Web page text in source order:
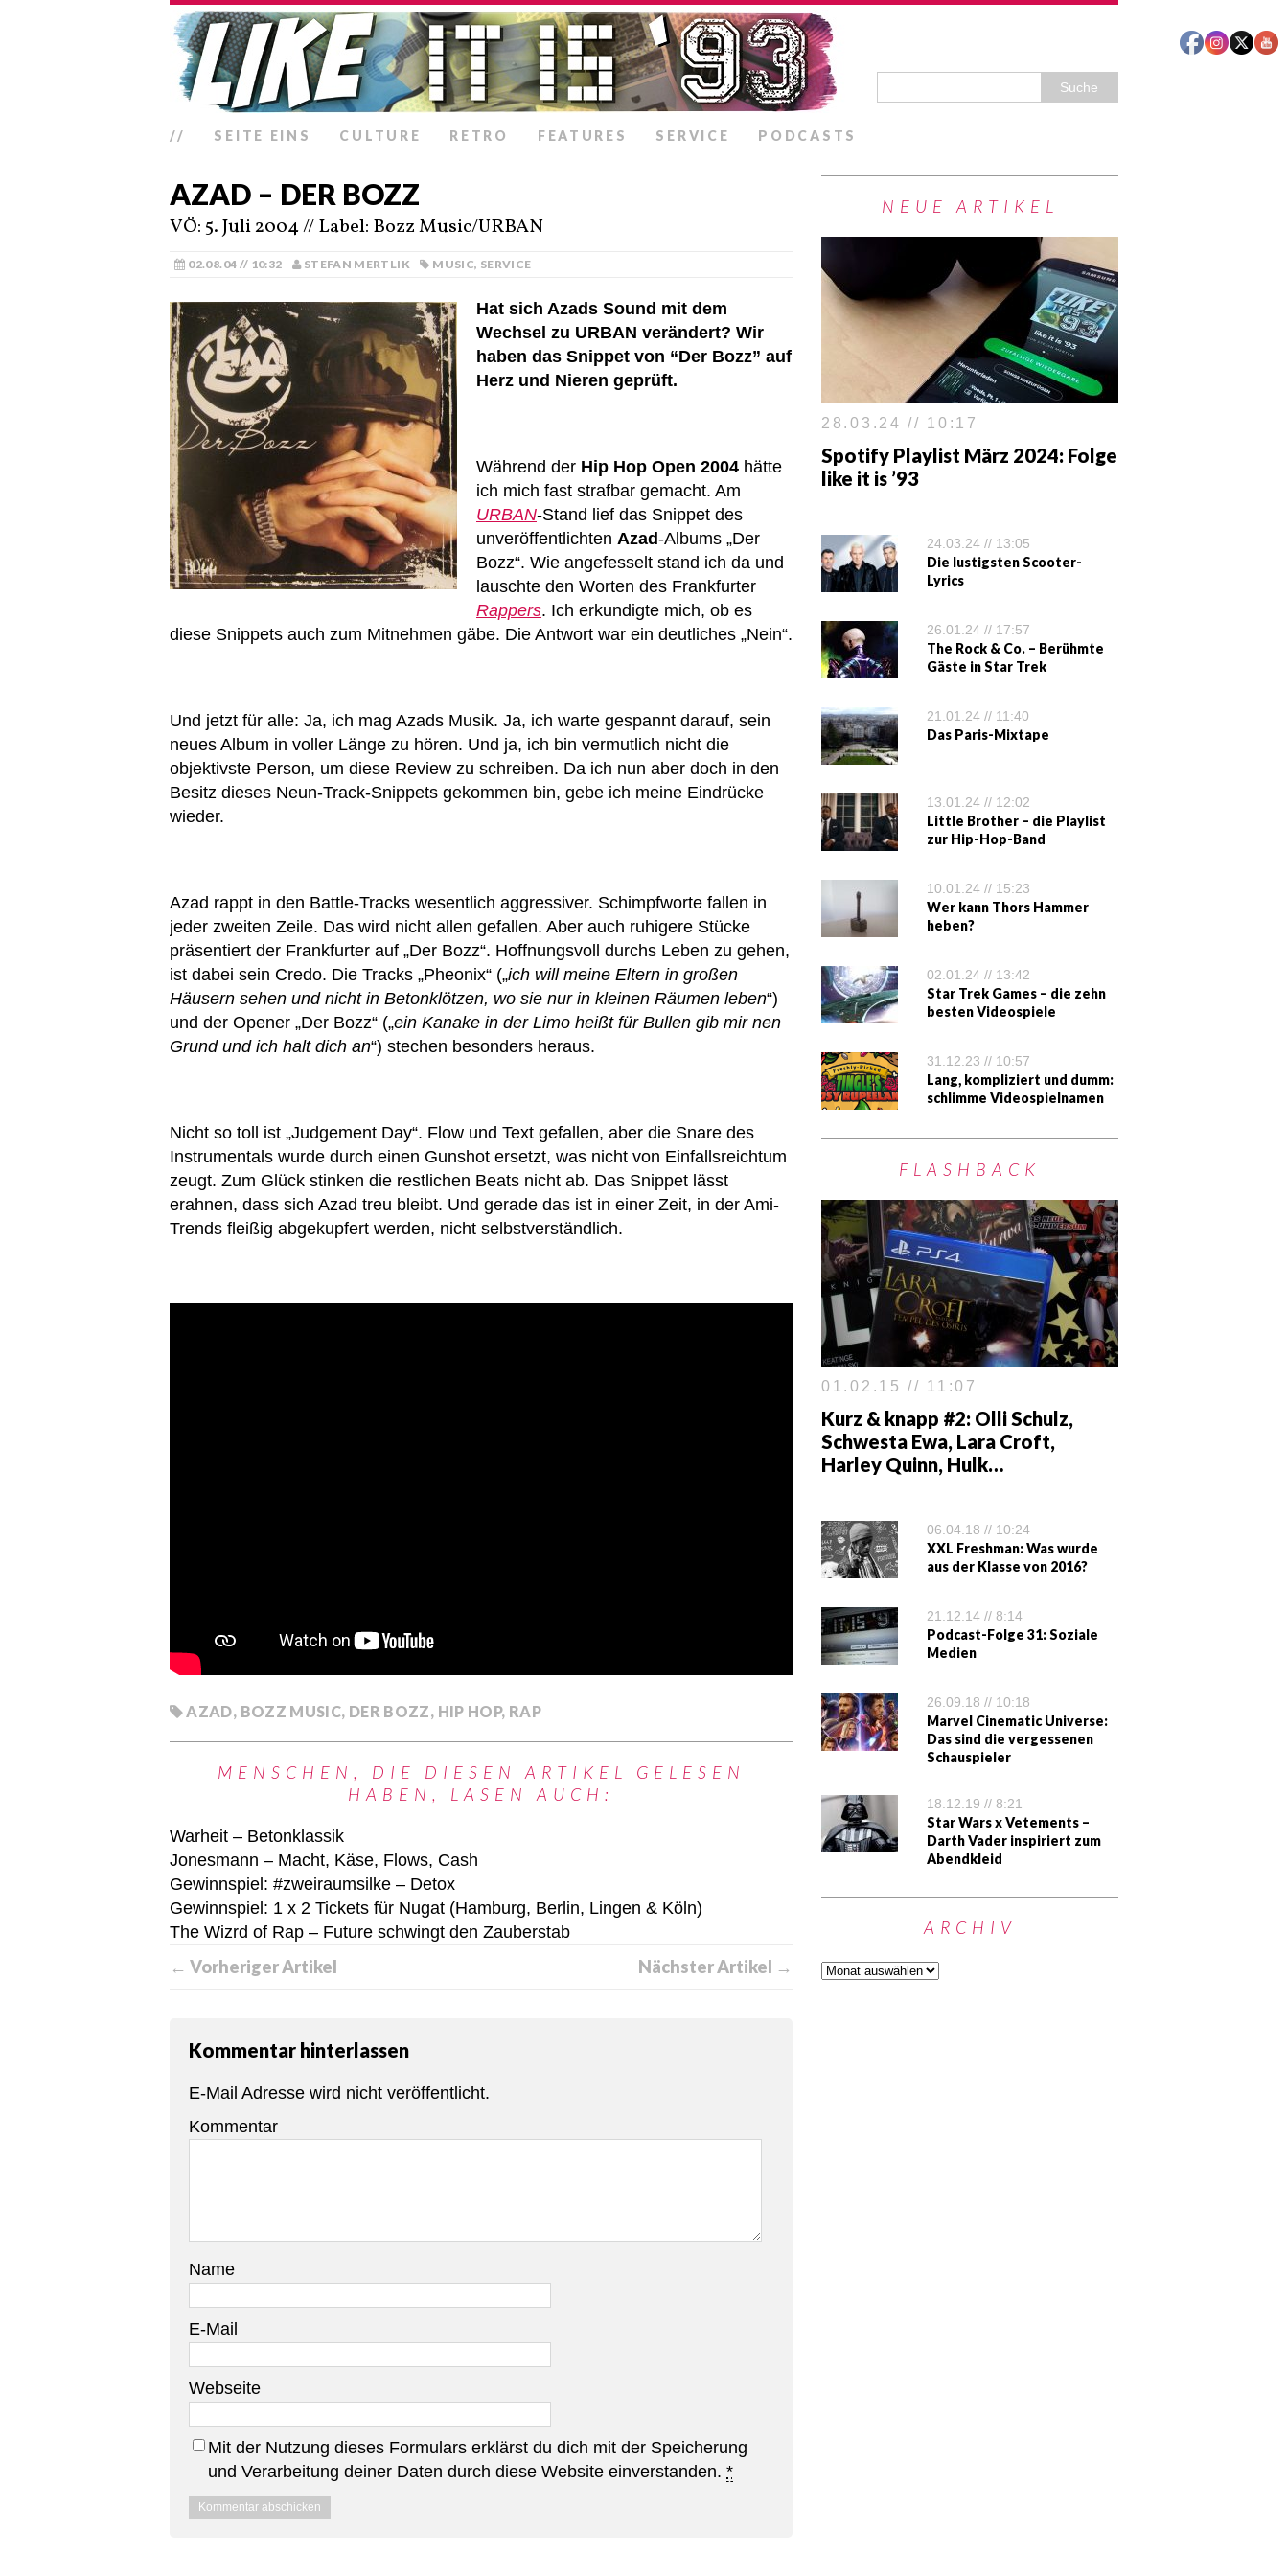
// SEITE EINS CULTURE RETRO FEATURES SERVICE PODCASTS
AZAD – DER BOZZ
VÖ: 5. Juli 2004 // Label: Bozz Music/URBAN
02.08.04 // 10:32 STEFAN MERTLIK MUSIC, SERVICE
Hat sich Azads Sound mit dem
Wechsel zu URBAN verändert? Wir
haben das Snippet von “Der Bozz” auf
Herz und Nieren geprüft.
Während der Hip Hop Open 2004 hätte
ich mich fast strafbar gemacht. Am
URBAN-Stand lief das Snippet des
unveröffentlichten Azad-Albums „Der
Bozz“. Wie angefesselt stand ich da und
lauschte den Worten des Frankfurter
Rappers. Ich erkundigte mich, ob es
diese Snippets auch zum Mitnehmen gäbe. Die Antwort war ein deutliches „Nein“.
Und jetzt für alle: Ja, ich mag Azads Musik. Ja, ich warte gespannt darauf, sein
neues Album in voller Länge zu hören. Und ja, ich bin vermutlich nicht die
objektivste Person, um diese Review zu schreiben. Da ich nun aber doch in den
Besitz dieses Neun-Track-Snippets gekommen bin, gebe ich meine Eindrücke
wieder.
Azad rappt in den Battle-Tracks wesentlich aggressiver. Schimpfworte fallen in
jeder zweiten Zeile. Das wird nicht allen gefallen. Aber auch ruhigere Stücke
präsentiert der Frankfurter auf „Der Bozz“. Hoffnungsvoll durchs Leben zu gehen,
ist dabei sein Credo. Die Tracks „Pheonix“ („ich will meine Eltern in großen
Häusern sehen und nicht in Betonklötzen, wo sie nur in kleinen Räumen leben“)
und der Opener „Der Bozz“ („ein Kanake in der Limo heißt für Bullen gib mir nen
Grund und ich halt dich an“) stechen besonders heraus.
Nicht so toll ist „Judgement Day“. Flow und Text gefallen, aber die Snare des
Instrumentals wurde durch einen Gunshot ersetzt, was nicht von Einfallsreichtum
zeugt. Zum Glück stinken die restlichen Beats nicht ab. Das Snippet lässt
erahnen, dass sich Azad treu bleibt. Und gerade das ist in einer Zeit, in der Ami-
Trends fleißig abgekupfert werden, nicht selbstverständlich.
AZAD, BOZZ MUSIC, DER BOZZ, HIP HOP, RAP
MENSCHEN, DIE DIESEN ARTIKEL GELESEN
HABEN, LASEN AUCH:
Warheit – Betonklassik
Jonesmann – Macht, Käse, Flows, Cash
Gewinnspiel: #zweiraumsilke – Detox
Gewinnspiel: 1 x 2 Tickets für Nugat (Hamburg, Berlin, Lingen & Köln)
The Wizrd of Rap – Future schwingt den Zauberstab
← Vorheriger Artikel Nächster Artikel →
Kommentar hinterlassen
E-Mail Adresse wird nicht veröffentlicht.
Kommentar
Name
E-Mail
Webseite
Mit der Nutzung dieses Formulars erklärst du dich mit der Speicherung
und Verarbeitung deiner Daten durch diese Website einverstanden. *
NEUE ARTIKEL
28.03.24 // 10:17
Spotify Playlist März 2024: Folge
like it is ’93
24.03.24 // 13:05
Die lustigsten Scooter-
Lyrics
26.01.24 // 17:57
The Rock & Co. – Berühmte
Gäste in Star Trek
21.01.24 // 11:40
Das Paris-Mixtape
13.01.24 // 12:02
Little Brother – die Playlist
zur Hip-Hop-Band
10.01.24 // 15:23
Wer kann Thors Hammer
heben?
02.01.24 // 13:42
Star Trek Games – die zehn
besten Videospiele
31.12.23 // 10:57
Lang, kompliziert und dumm:
schlimme Videospielnamen
FLASHBACK
01.02.15 // 11:07
Kurz & knapp #2: Olli Schulz,
Schwesta Ewa, Lara Croft,
Harley Quinn, Hulk…
06.04.18 // 10:24
XXL Freshman: Was wurde
aus der Klasse von 2016?
21.12.14 // 8:14
Podcast-Folge 31: Soziale
Medien
26.09.18 // 10:18
Marvel Cinematic Universe:
Das sind die vergessenen
Schauspieler
18.12.19 // 8:21
Star Wars x Vetements –
Darth Vader inspiriert zum
Abendkleid
ARCHIV